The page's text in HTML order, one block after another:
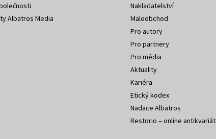
Albatros Media
Nakladatelství
Maloobchod
Pro autory
Pro partnery
Pro média
Aktuality
Kariéra
Etický kodex
Nadace Albatros
Restorio – online antikvariát